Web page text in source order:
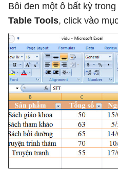
Bôi đen một ô bất kỳ
Table Tools, click vào